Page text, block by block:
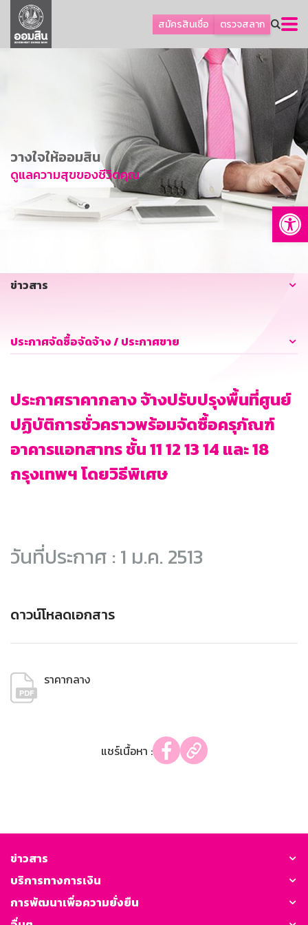
สมัครสินเชื่อ ตรวจสลาก
ลูกค้าธุรกิจ
ลูกค้าผู้ประกอบรายย่อย
การพัฒนาที่ยั่งยืน
ข่าวสาร
บริการทางการเงิน
อื่นๆ
วางใจให้ออมสิน
ดูแลความสุขของชีวิตคุณ
ข่าวสาร
ประกาศจัดซื้อจัดจ้าง / ประกาศขาย
ประกาศราคากลาง จ้างปรับปรุงพื้นที่ศูนย์
ปฏิบัติการชั่วคราวพร้อมจัดซื้อครุภัณฑ์
อาคารแอทสาทร ชั้น 11 12 13 14 และ 18
กรุงเทพฯ โดยวิธีพิเศษ
วันที่ประกาศ : 1 ม.ค. 2513
ดาวน์โหลดเอกสาร
ราคากลาง
แชร์เนื้อหา :
ข่าวสาร
บริการทางการเงิน
การพัฒนาเพื่อความยั่งยืน